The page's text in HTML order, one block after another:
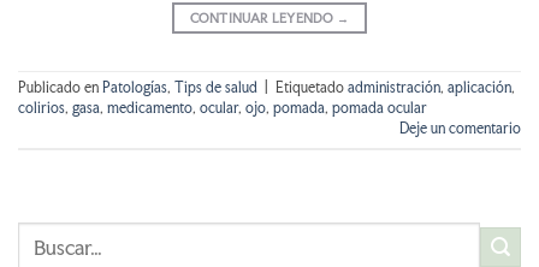
CONTINUAR LEYENDO →
Publicado en Patologías, Tips de salud Etiquetado administración, aplicación,
colirios, gasa, medicamento, ocular, ojo, pomada, pomada ocular
Deje un comentario